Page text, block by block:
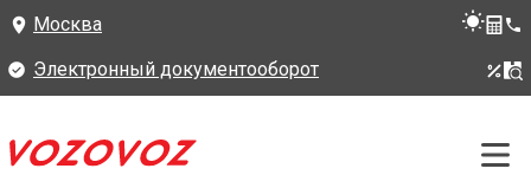
Москва
Электронный документооборот